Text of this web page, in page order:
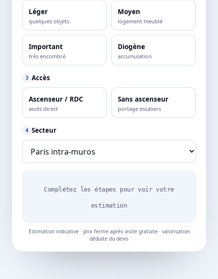
Léger
quelques objets
Moyen
logement meublé
Important
très encombré
Diogène
accumulation
3 Accès
Ascenseur / RDC
accès direct
Sans ascenseur
portage escaliers
4 Secteur
Complétez les étapes pour voir votre
estimation
Estimation indicative · prix ferme après visite gratuite · valorisation
déduite du devis